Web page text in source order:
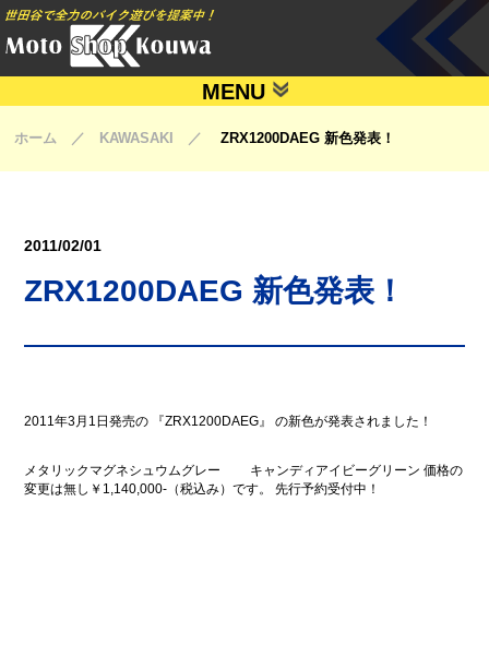
MENU
ホーム ／ KAWASAKI ／ZRX1200DAEG 新色発表！
2011/02/01
ZRX1200DAEG 新色発表！
2011年3月1日発売の 『ZRX1200DAEG』 の新色が発表されました！
メタリックマグネシュウムグレー キャンディアイビーグリーン 価格の
変更は無し￥1,140,000-（税込み）です。 先行予約受付中！